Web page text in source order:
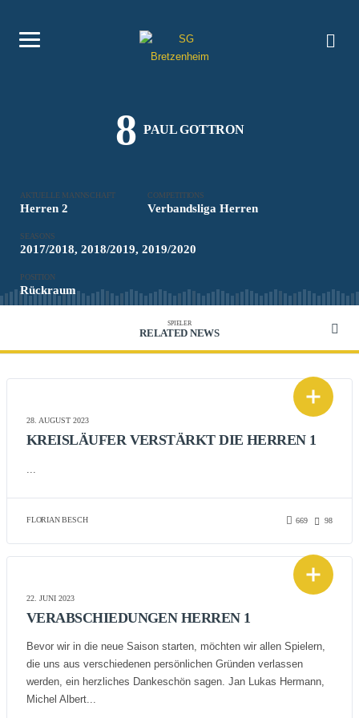
8 PAUL GOTTRON
AKTUELLE MANNSCHAFT
Herren 2
COMPETITIONS
Verbandsliga Herren
SEASONS
2017/2018, 2018/2019, 2019/2020
POSITION
Rückraum
SPIELER
RELATED NEWS
28. AUGUST 2023
KREISLÄUFER VERSTÄRKT DIE HERREN 1
FLORIAN BESCH 669 98
22. JUNI 2023
VERABSCHIEDUNGEN HERREN 1
Bevor wir in die neue Saison starten, möchten wir allen Spielern,
die uns aus verschiedenen persönlichen Gründen verlassen
werden, ein herzliches Dankeschön sagen. Jan Lukas Hermann,
Michel Albert...